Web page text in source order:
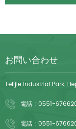
お問い合わせ
Telijie Industrial Park,
電話 : 0551-
電話 : 0551-